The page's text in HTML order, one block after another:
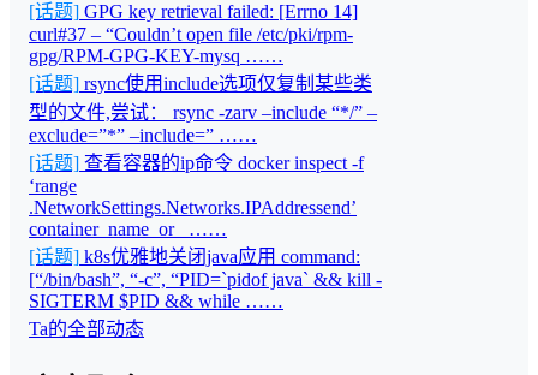
[话题] GPG key retrieval failed: [Errno 14]
curl#37 – “Couldn’t open file /etc/pki/rpm-
gpg/RPM-GPG-KEY-mysq ……
[话题] rsync使用include选项仅复制某些类
型的文件,尝试： rsync -zarv –include “*/” –
exclude=”*” –include=” ……
[话题] 查看容器的ip命令 docker inspect -f
‘range
.NetworkSettings.Networks.IPAddressend’
container_name_or_ ……
[话题] k8s优雅地关闭java应用 command:
[“/bin/bash”, “-c”, “PID=`pidof java` && kill -
SIGTERM $PID && while ……
Ta的全部动态